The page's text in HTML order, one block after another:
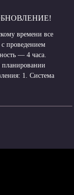
времени все
с проведением
— 4 часа.
1. Система